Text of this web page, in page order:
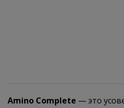
Amino Complete — это